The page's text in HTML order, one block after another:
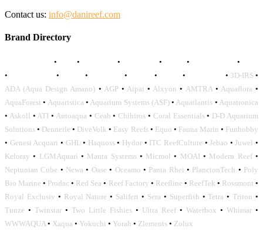
Contact us: info@danireef.com
Brand Directory
• • • • • •
•
• • • • • • 3D-IRS •
ADA (Aqua Design Amano) • AGP• Aipai • Alxyon • AMTRA• Aquaflora •
AquaForest • Aquaristica • Aquarium Systems (ASF)• Aquatlantis • Aquatronica
• Askoll • ATI • Autoaqua • Ceab • Chihiros • Coral Essentials• D-D Aquarium
Solutions • Dennerle • DiveVolk • Easy Reefs• Equo • Fauna Marin • Funhobby
• Genesi Acquari • GHL • Haquoss• Hydor • ITC ReefCulture •Jebao •Juwel •
Keloray • LGMAquari • Manta Systems• Micmol • MOAI • Modern Reef•
Neptunian Cube • Newa • Oase • Oceamo • Panta Rhei • PlanctonTech • Poly
Bio Marine • Prodac • Red Sea • Reef Factory • Reefline • ReefTek • Rossmont •
Royal Exclusiv • Royal Nature • Salifert • Sera • Superfish •Tetra •Triton •
Tunze • Twinstar • Two Little Fishies • Ultra Reef • Waterbox • Whimar •
WWWAQUA• Xaqua • Yokuchi • Yorah • Zlements • Zolux